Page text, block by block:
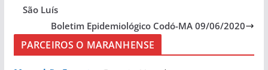
São Luís
Boletim Epidemiológico Codó-MA 09/06/2020
PARCEIROS O MARANHENSE